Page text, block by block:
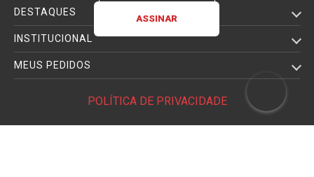
DESTAQUES
INSTITUCIONAL
MEUS PEDIDOS
POLÍTICA DE PRIVACIDADE